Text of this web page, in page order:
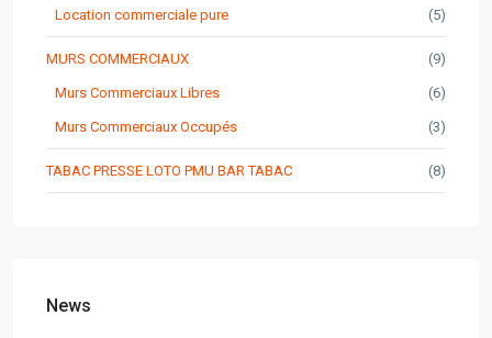
Location commerciale pure (5)
MURS COMMERCIAUX (9)
Murs Commerciaux Libres (6)
Murs Commerciaux Occupés (3)
TABAC PRESSE LOTO PMU BAR TABAC (8)
News